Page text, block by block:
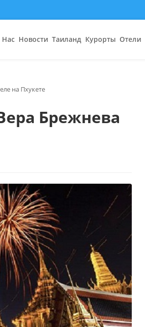
Нас Новости Таиланд Курорты Отели
на Пхукете
Брежнева